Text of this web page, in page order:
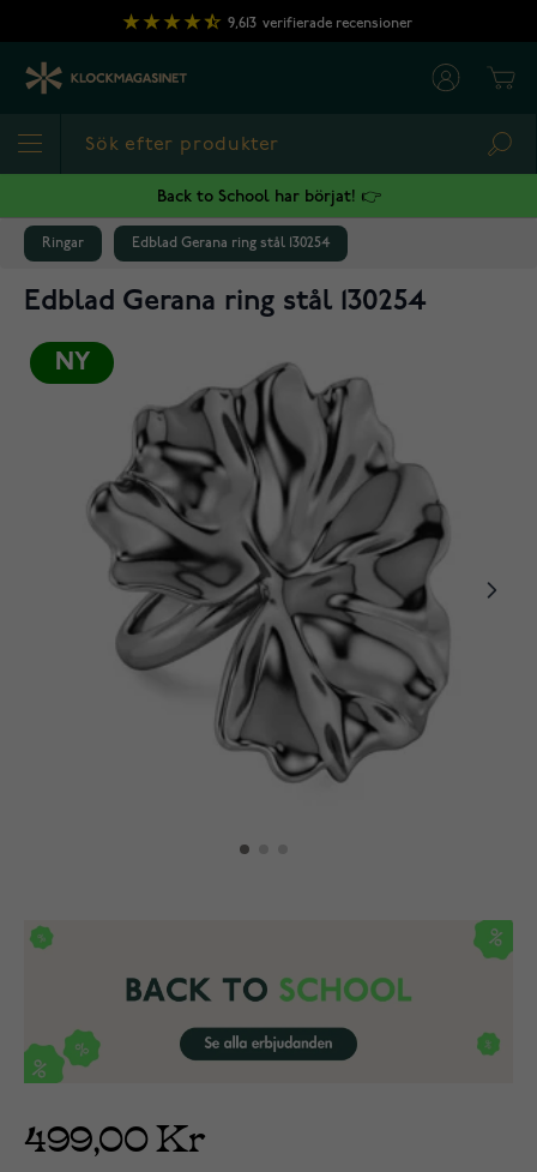
Hoppa till innehållet
9,613 verifierade recensioner
Back to School har börjat! 👉
Ringar Edblad Gerana ring stål 130254
Edblad Gerana ring stål 130254
NY
499,00 Kr